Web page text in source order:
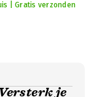
| Gratis verzonden
je